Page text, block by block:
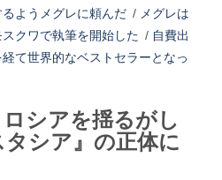
ようメグレに頼んだ / メグレは
クワで執筆を開始した / 自費出
て世界的なベストセラーとなっ
シアを揺るがし
シア』の正体に